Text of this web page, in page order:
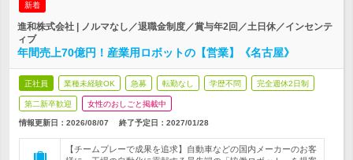
新着
進和株式会社 | ノルマなし／退職金制度／賞与年2回／土日休／インセンテ
ィブ
年間売上70億円！産業用ロボットの【営業】《名古屋》
正社員 業種未経験OK 急募 転勤なし 学歴不問 完全週休2日制
第二新卒歓迎 女性のおしごと掲載中
情報更新日：2026/08/07 終了予定日： 2027/01/28
【チームプレーで成果を追求】自動車などの国内メーカーのお客